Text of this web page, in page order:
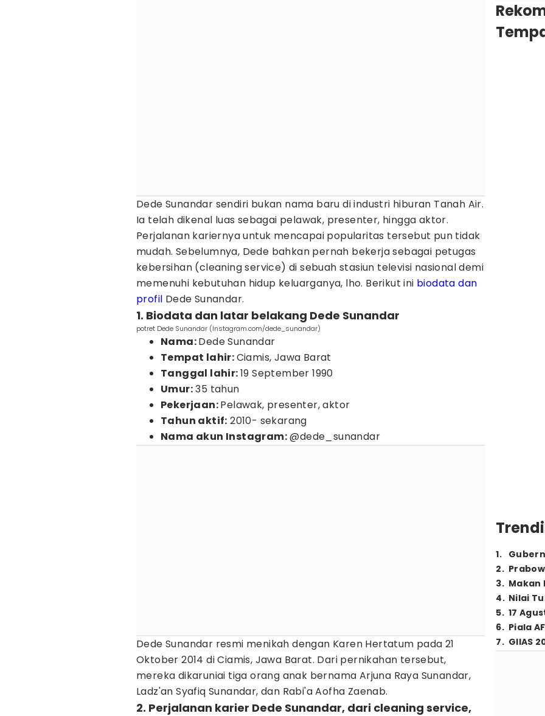
Dede Sunandar sendiri bukan nama baru di industri hiburan Tanah Air.
Ia telah dikenal luas sebagai pelawak, presenter, hingga aktor.
Perjalanan kariernya untuk mencapai popularitas tersebut pun tidak
mudah. Sebelumnya, Dede bahkan pernah bekerja sebagai petugas
kebersihan (cleaning service) di sebuah stasiun televisi nasional demi
memenuhi kebutuhan hidup keluarganya, lho. Berikut ini biodata dan
profil Dede Sunandar.
1. Biodata dan latar belakang Dede Sunandar
potret Dede Sunandar (Instagram.com/dede_sunandar)
Nama:Dede Sunandar
Tempat lahir:Ciamis, Jawa Barat
Tanggal lahir:19 September 1990
Umur:35 tahun
Pekerjaan:Pelawak, presenter, aktor
Tahun aktif: 2010- sekarang
Nama akun Instagram:@dede_sunandar
Dede Sunandar resmi menikah dengan Karen Hertatum pada 21
Oktober 2014 di Ciamis, Jawa Barat. Dari pernikahan tersebut,
mereka dikaruniai tiga orang anak bernama Arjuna Raya Sunandar,
Ladz'an Syafiq Sunandar, dan Rabi'a Aofha Zaenab.
2. Perjalanan karier Dede Sunandar, dari cleaning service,
1.
2.
3. Makan
4. Nilai
5. 17
6. Piala
7. GIIAS